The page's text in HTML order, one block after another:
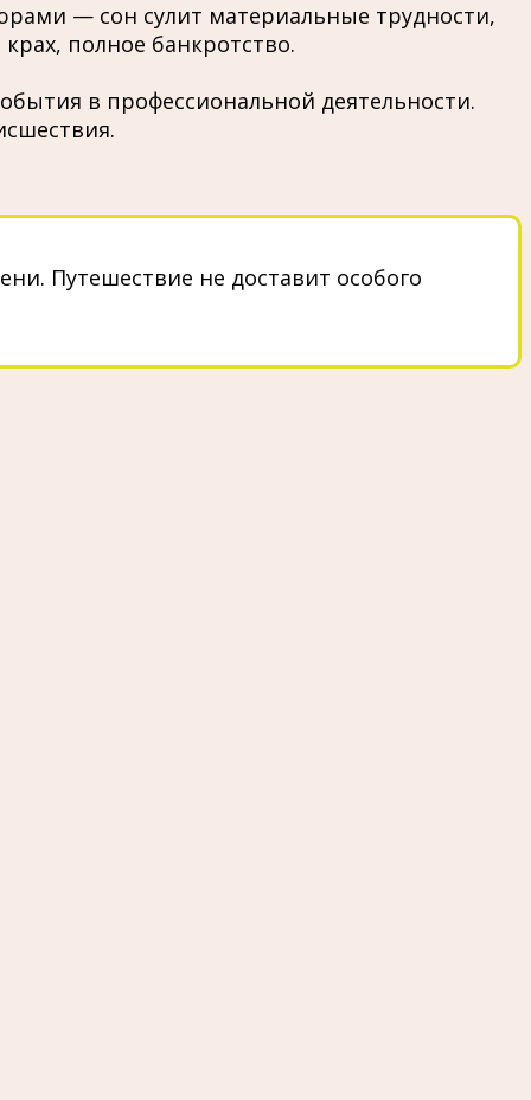
— сон сулит материальные трудности,
полное банкротство.
в профессиональной деятельности.
Путешествие не доставит особого